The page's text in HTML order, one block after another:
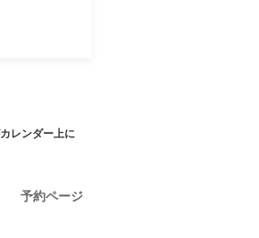
レンダー上に
予約ページ